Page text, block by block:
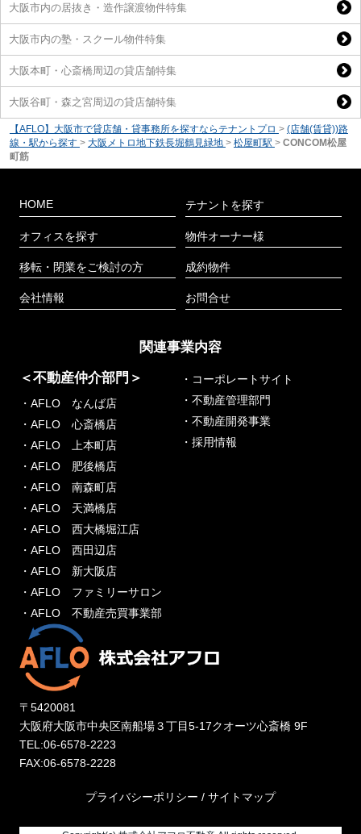
大阪市内の居抜き・造作譲渡物件特集
大阪市内の塾・スクール物件特集
大阪本町・心斎橋周辺の貸店舗特集
大阪谷町・森之宮周辺の貸店舗特集
【AFLO】大阪市で貸店舗・貸事務所を探すならテナントプロ > (店舗(賃貸))路
線・駅から探す > 大阪メトロ地下鉄長堀鶴見緑地 > 松屋町駅 > CONCOM松屋
町筋
HOME
オフィスを探す
移転・閉業をご検討の方
会社情報
テナントを探す
物件オーナー様
成約物件
お問合せ
関連事業内容
＜不動産仲介部門＞
・AFLO なんば店
・AFLO 心斎橋店
・AFLO 上本町店
・AFLO 肥後橋店
・AFLO 南森町店
・AFLO 天満橋店
・AFLO 西大橋堀江店
・AFLO 西田辺店
・AFLO 新大阪店
・AFLO ファミリーサロン
・AFLO 不動産売買事業部
・コーポレートサイト
・不動産管理部門
・不動産開発事業
・採用情報
〒5420081
大阪府大阪市中央区南船場３丁目5-17クオーツ心斎橋 9F
TEL:06-6578-2223
FAX:06-6578-2228
プライバシーポリシー / サイトマップ